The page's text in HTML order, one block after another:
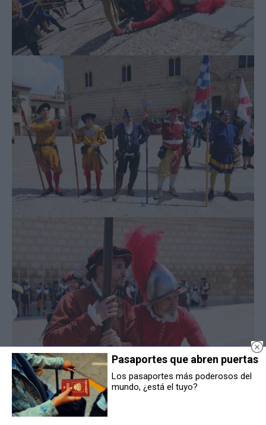
Pasaportes que abren puertas
Los pasaportes más poderosos del
mundo, ¿está el tuyo?